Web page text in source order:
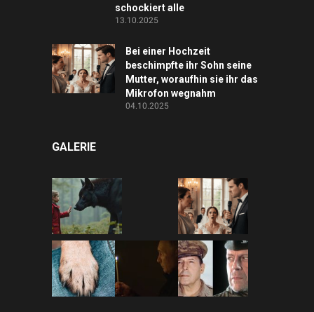
schockiert alle
13.10.2025
Bei einer Hochzeit
beschimpfte ihr Sohn seine
Mutter, woraufhin sie ihr das
Mikrofon wegnahm
04.10.2025
GALERIE